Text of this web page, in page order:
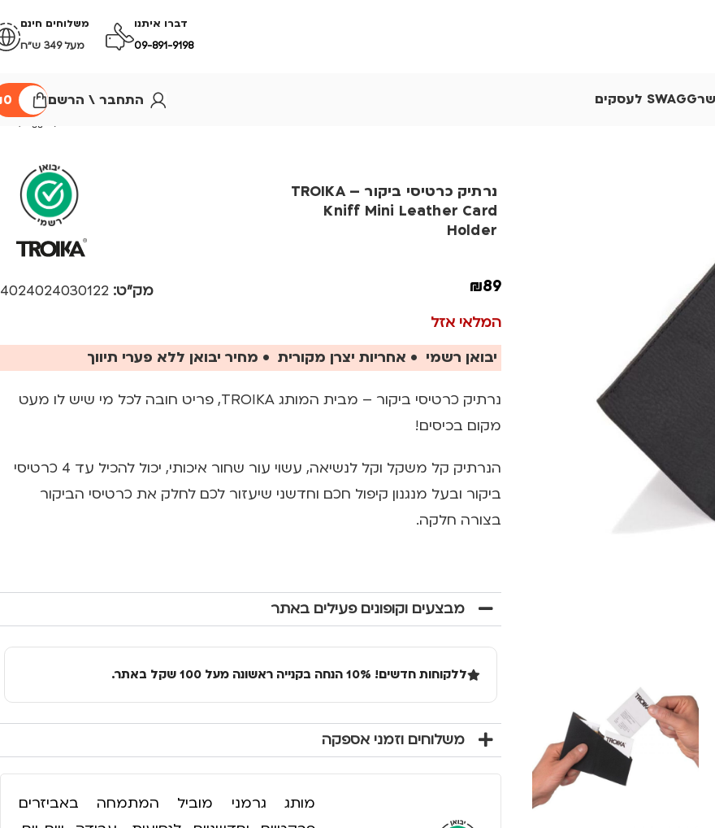
דברו איתנו
09-891-9198
משלוחים חינם
מעל 349 ש״ח
SWAGG לעסקים התחבר \ הרשם 0
נרתיק כרטיסי ביקור – TROIKA
Kniff Mini Leather Card
Holder
₪89 מק"ט: 4024024030122
המלאי אזל
יבואן רשמי • אחריות יצרן מקורית • מחיר יבואן ללא פערי תיווך
נרתיק כרטיסי ביקור – מבית המותג TROIKA, פריט חובה לכל מי שיש לו מעט
מקום בכיסים!
הנרתיק קל משקל וקל לנשיאה, עשוי עור שחור איכותי, יכול להכיל עד 4 כרטיסי
ביקור ובעל מנגנון קיפול חכם וחדשני שיעזור לכם לחלק את כרטיסי הביקור
בצורה חלקה.
מבצעים וקופונים פעילים באתר
ללקוחות חדשים! 10% הנחה בקנייה ראשונה מעל 100 שקל באתר.
משלוחים וזמני אספקה
מותג גרמני מוביל המתמחה באביזרים